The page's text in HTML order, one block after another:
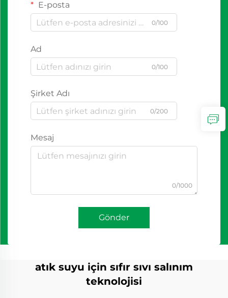
E-posta
0/100
Ad
0/100
Şirket Adı
0/200
Mesaj
0/1000
Gönder
atık suyu için sıfır sıvı salınım
teknolojisi